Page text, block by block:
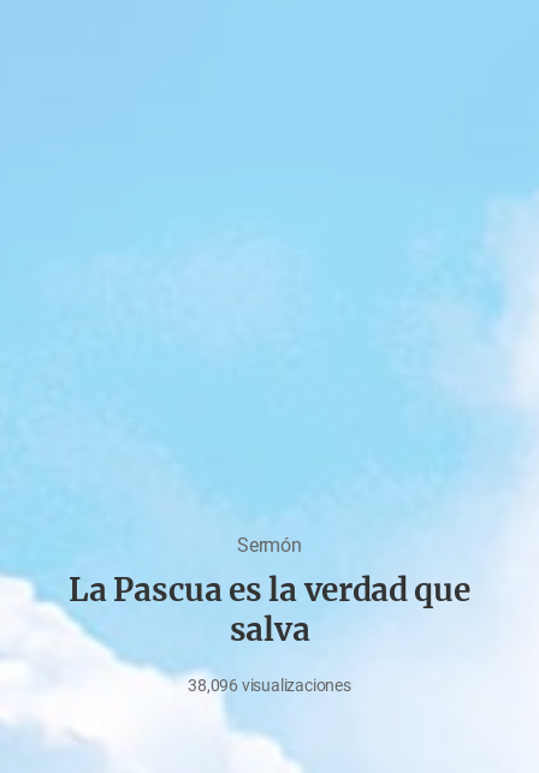
Sermón
La Pascua es la verdad que
salva
agosto
2022
38,096 visualizaciones